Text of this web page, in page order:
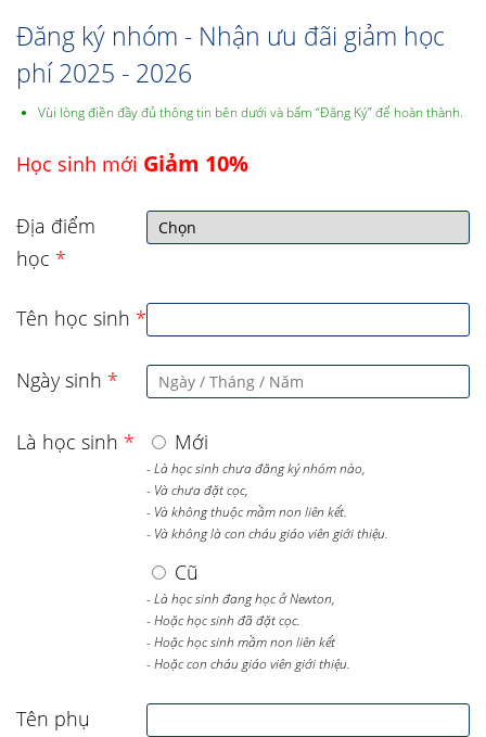
Đăng ký nhóm - Nhận ưu đãi giảm học
phí 2025 - 2026
Vùi lòng điền đầy đủ thông tin bên dưới và bấm “Đăng Ký” để hoàn thành.
Học sinh mới Giảm 10%
Địa điểm
học *
Tên học sinh *
Ngày sinh *
Là học sinh * Mới
- Là học sinh chưa đăng ký nhóm nào,
- Và chưa đặt cọc,
- Và không thuộc mầm non liên kết.
- Và không là con cháu giáo viên giới thiệu.
Cũ
- Là học sinh đang học ở Newton,
- Hoặc học sinh đã đặt cọc.
- Hoặc học sinh mầm non liên kết
- Hoặc con cháu giáo viên giới thiệu.
Tên phụ